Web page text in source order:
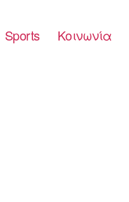
Sports Κοινωνία